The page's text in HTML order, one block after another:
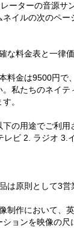
レーターの音源サ
ネイルの次のペー
確な料金表と一律
本料金は9500円
。私たちのネイ
す。
の用途でご利用
レビ 2. ラジオ 3.
品は原則として3
像制作において、
ションを映像の尺